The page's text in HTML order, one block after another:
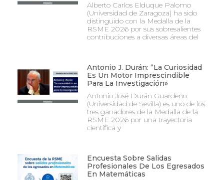
Alberto Carlos Elduque Palomo
(Universidad de Zaragoza) ha sido
distinguido con la Medalla de la
RSME 2026 por sus sobresalientes
contribuciones a diversas áreas del
Antonio J. Durán: “La Curiosidad
Es Un Motor Imprescindible
Para La Investigación»
Antonio José Durán Guardeño
(Universidad de Sevilla) es uno de los
tres ganadores de la Medalla de la
RSME 2026 por una trayectoria
científica y
Encuesta Sobre Salidas
Profesionales De Los Egresados
En Matemáticas